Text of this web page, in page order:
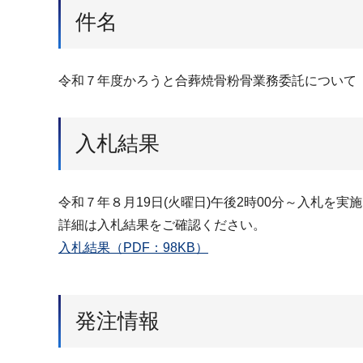
件名
令和７年度かろうと合葬焼骨粉骨業務委託について
入札結果
令和７年８月19日(火曜日)午後2時00分～入札を実施
詳細は入札結果をご確認ください。
入札結果（PDF：98KB）
発注情報